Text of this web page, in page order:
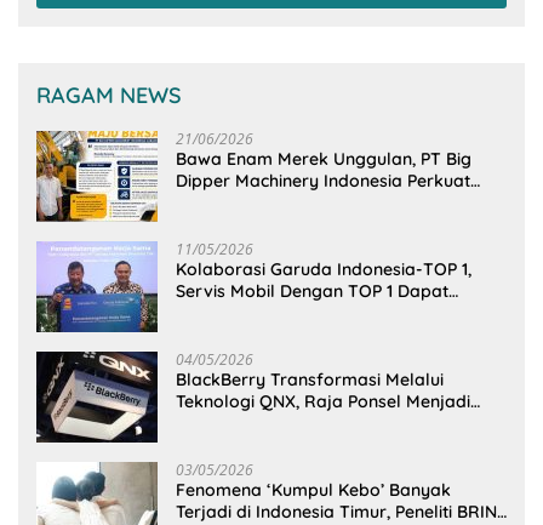
RAGAM NEWS
21/06/2026
Bawa Enam Merek Unggulan, PT Big
Dipper Machinery Indonesia Perkuat
11/05/2026
Kolaborasi Garuda Indonesia-TOP 1,
Servis Mobil Dengan TOP 1 Dapat
04/05/2026
BlackBerry Transformasi Melalui
Teknologi QNX, Raja Ponsel Menjadi
03/05/2026
Fenomena ‘Kumpul Kebo’ Banyak
Terjadi di Indonesia Timur, Peneliti BRIN